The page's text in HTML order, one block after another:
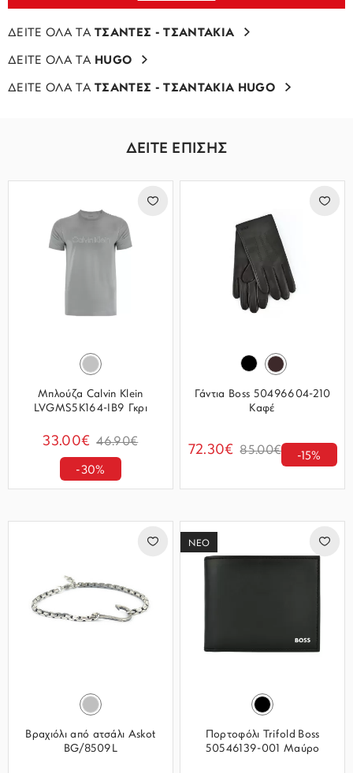
ΔΕΙΤΕ ΟΛΑ ΤΑΤΣΑΝΤΕΣ - ΤΣΑΝΤΑΚΙΑ
ΔΕΙΤΕ ΟΛΑ ΤΑ HUGO
ΔΕΙΤΕ ΟΛΑ ΤΑΤΣΑΝΤΕΣ - ΤΣΑΝΤΑΚΙΑ HUGO
ΔΕΙΤΕ ΕΠΙΣΗΣ
Μπλούζα Calvin Klein
LVGMS5K164-IB9 Γκρι
33.00€ 46.90€
-30%
Γάντια Boss 50496604-210
Καφέ
72.30€ 85.00€ -15%
Βραχιόλι από ατσάλι Askot
BG/8509L
ΝΕΟ
Πορτοφόλι Trifold Boss
50546139-001 Μαύρο